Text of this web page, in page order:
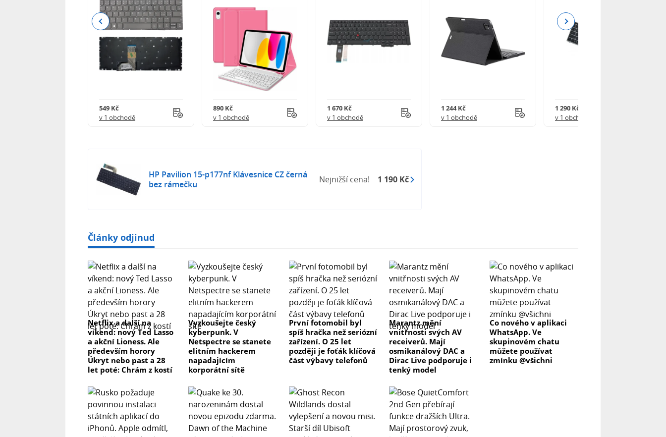
549 Kč
v 1 obchodě
890 Kč
v 1 obchodě
1 670 Kč
v 1 obchodě
1 244 Kč
v 1 obchodě
1 290 Kč
v 1 obchodě
Previous Next
HP Pavilion 15-p177nf Klávesnice CZ černá
bez rámečku
Nejnižší cena! 1 190 Kč
Články odjinud
Netflix a další na
víkend: nový Ted Lasso
a akční Lioness. Ale
především horory
Úkryt nebo past a 28
let poté: Chrám z kostí
Vyzkoušejte český
kyberpunk. V
Netspectre se stanete
elitním hackerem
napadajícím
korporátní sítě
První fotomobil byl
spíš hračka než seriózní
zařízení. O 25 let
později je foťák klíčová
část výbavy telefonů
Marantz mění
vnitřnosti svých AV
receiverů. Mají
osmikanálový DAC a
Dirac Live podporuje i
tenký model
Co nového v aplikaci
WhatsApp. Ve
skupinovém chatu
můžete používat
zmínku @všichni